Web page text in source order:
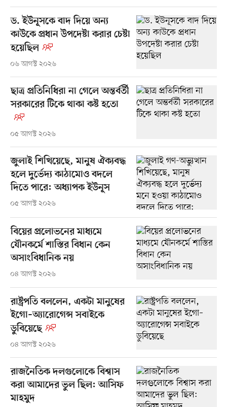
ড. ইউনূসকে বাদ দিয়ে অন্য
কাউকে প্রধান উপদেষ্টা করার চেষ্টা
হয়েছিল
০৬ আগস্ট ২০২৬
ছাত্র প্রতিনিধিরা না গেলে অন্তর্বর্তী
সরকারের টিকে থাকা কষ্ট হতো
০৫ আগস্ট ২০২৬
জুলাই শিখিয়েছে, মানুষ ঐক্যবদ্ধ
হলে দুর্ভেদ্য কাঠামোও বদলে
দিতে পারে: অধ্যাপক ইউনূস
০৫ আগস্ট ২০২৬
বিয়ের প্রলোভনের মাধ্যমে
যৌনকর্মে শাস্তির বিধান কেন
অসাংবিধানিক নয়
০৪ আগস্ট ২০২৬
রাষ্ট্রপতি বললেন, একটা মানুষের
ইগো–অ্যারোগেন্স সবাইকে
ডুবিয়েছে
০৪ আগস্ট ২০২৬
রাজনৈতিক দলগুলোকে বিশ্বাস
করা আমাদের ভুল ছিল: আসিফ
মাহমুদ